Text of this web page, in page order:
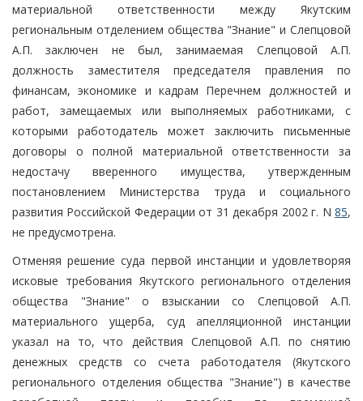
материальной ответственности между Якутским
региональным отделением общества "Знание" и Слепцовой
А.П. заключен не был, занимаемая Слепцовой А.П.
должность заместителя председателя правления по
финансам, экономике и кадрам Перечнем должностей и
работ, замещаемых или выполняемых работниками, с
которыми работодатель может заключить письменные
договоры о полной материальной ответственности за
недостачу вверенного имущества, утвержденным
постановлением Министерства труда и социального
развития Российской Федерации от 31 декабря 2002 г. N 85,
не предусмотрена.
Отменяя решение суда первой инстанции и удовлетворяя
исковые требования Якутского регионального отделения
общества "Знание" о взыскании со Слепцовой А.П.
материального ущерба, суд апелляционной инстанции
указал на то, что действия Слепцовой А.П. по снятию
денежных средств со счета работодателя (Якутского
регионального отделения общества "Знание") в качестве